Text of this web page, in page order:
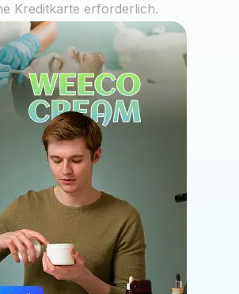
Kreditkarte erforderlich.